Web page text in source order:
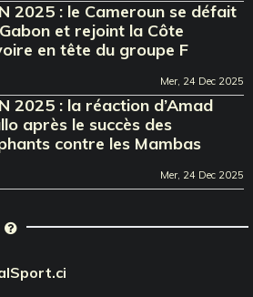
2025 : le Cameroun se défait
et rejoint la Côte
en tête du groupe F
Mer, 24 Dec 2025
2025 : la réaction d’Amad
après le succès des
contre les Mambas
Mer, 24 Dec 2025